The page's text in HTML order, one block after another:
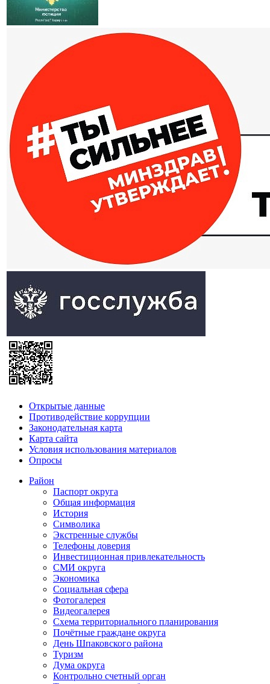
Открытые данные
Противодействие коррупции
Законодательная карта
Карта сайта
Условия использования материалов
Опросы
Район
Паспорт округа
Общая информация
История
Символика
Экстренные службы
Телефоны доверия
Инвестиционная привлекательность
СМИ округа
Экономика
Социальная сфера
Фотогалерея
Видеогалерея
Схема территориального планирования
Почётные граждане округа
День Шпаковского района
Туризм
Дума округа
Контрольно счетный орган